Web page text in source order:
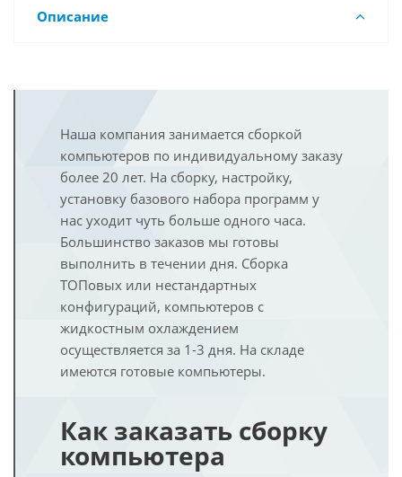
Описание
Наша компания занимается сборкой
компьютеров по индивидуальному заказу
более 20 лет. На сборку, настройку,
установку базового набора программ у
нас уходит чуть больше одного часа.
Большинство заказов мы готовы
выполнить в течении дня. Сборка
ТОПовых или нестандартных
конфигураций, компьютеров с
жидкостным охлаждением
осуществляется за 1-3 дня. На складе
имеются готовые компьютеры.
Как заказать сборку
компьютера